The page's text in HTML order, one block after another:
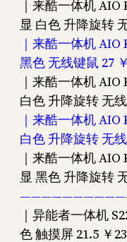
｜来酷一体机 AIO
显 白色 升降旋转
｜来酷一体机 AIO
黑色 无线键鼠 27
｜来酷一体机 AIO
白色 升降旋转 无
｜来酷一体机 AIO
白色 升降旋转 无
｜来酷一体机 AIO
显 黑色 升降旋转
｜异能者一体机
色 触摸屏 21.5 ￥